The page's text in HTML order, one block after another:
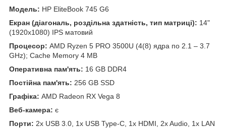
Модель: HP EliteBook 745 G6
Екран (діагональ, роздільна здатність, тип матриці): 14"
(1920x1080) IPS матовий
Процесор: AMD Ryzen 5 PRO 3500U (4(8) ядра по 2.1 – 3.7
GHz); Cache Memory 4 MB
Оперативна пам'ять: 16 GB DDR4
Постійна пам'ять: 256 GB SSD
Графіка: AMD Radeon RX Vega 8
Веб-камера: є
Порти: 2x USB 3.0, 1x USB Type-C, 1x HDMI, 2x Audio, 1x LAN